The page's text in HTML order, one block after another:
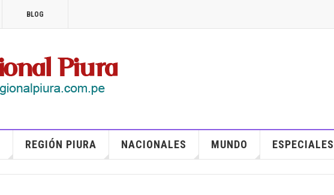
BLOG
REGIÓN PIURA NACIONALES MUNDO ESPECIALES